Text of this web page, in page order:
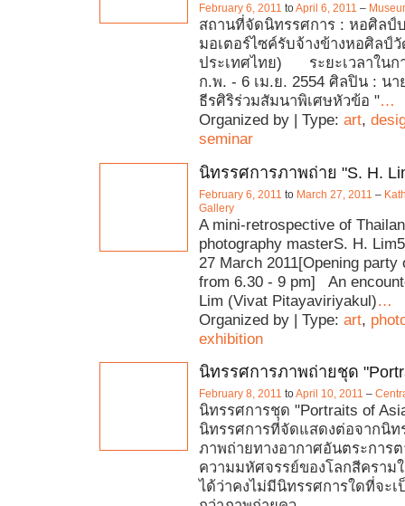
February 6, 2011 toApril 6, 2011 –
สถานที่จัดนิทรรศการ : หอศิลป์
มอเตอร์ไซค์รับจ้างข้างหอศิลป์
ประเทศไทย) ระยะเวลาในก
ก.พ. - 6 เม.ย. 2554 ศิลปิน : นา
ธีรศิริร่วมสัมนาพิเศษหัวข้อ "…
Organized by | Type: art,
seminar
นิทรรศการภาพถ่าย "S. H.
February 6, 2011 to March 27, 2011 –
Gallery
A mini-retrospective of
photography masterS. H.
27 March 2011[Opening party
from 6.30 - 9 pm] An
Lim (Vivat Pitayaviriyakul)…
Organized by | Type: art,
exhibition
นิทรรศการภาพถ่ายชุด
February 8, 2011 toApril 10, 2011 –
นิทรรศการชุด "Portraits of
นิทรรศการที่จัดแสดงต่อจากนิท
ภาพถ่ายทางอากาศอันตระการ
ความมหัศจรรย์ของโลกสีคราม
ได้ว่าคงไม่มีนิทรรศการใดที่จะ